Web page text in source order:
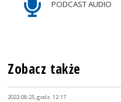
PODCAST AUDIO
Zobacz także
2022-08-25, godz. 12:17